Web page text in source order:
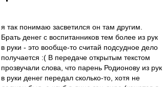
я так понимаю засветился он там другим.
Брать денег с воспитанников тем более из рук
в руки - это вообще-то считай подсудное дело
получается :( В передаче открытым текстом
прозвучали слова, что парень Родионову из рук
в руки денег передал сколько-то, хотя не